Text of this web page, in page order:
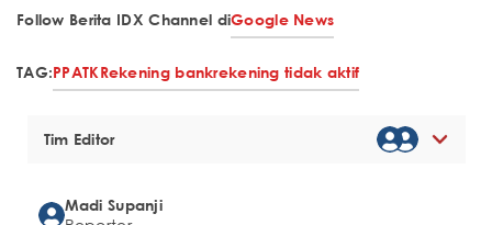
Follow Berita IDX Channel diGoogle News
TAG:PPATKRekening bankrekening tidak aktif
Tim Editor
Madi Supanji